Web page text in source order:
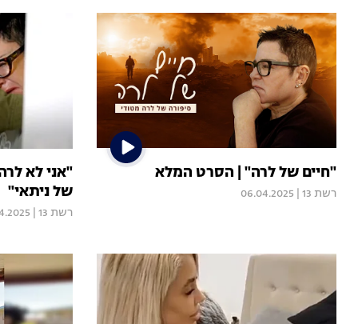
"חיים של לרה" | הסרט המלא
רשת 13 06.04.2025
"אני לא
של ניתאי"
רשת 13